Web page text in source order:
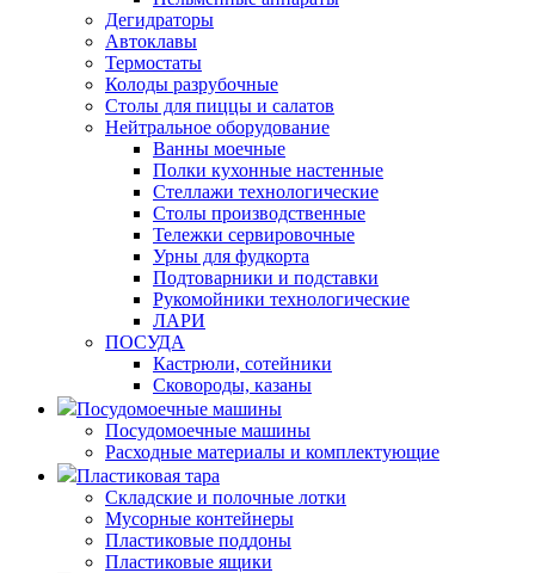
Дегидраторы
Автоклавы
Термостаты
Колоды разрубочные
Столы для пиццы и салатов
Нейтральное оборудование
Ванны моечные
Полки кухонные настенные
Стеллажи технологические
Столы производственные
Тележки сервировочные
Урны для фудкорта
Подтоварники и подставки
Рукомойники технологические
ЛАРИ
ПОСУДА
Кастрюли, сотейники
Сковороды, казаны
Посудомоечные машины
Посудомоечные машины
Расходные материалы и комплектующие
Пластиковая тара
Складские и полочные лотки
Мусорные контейнеры
Пластиковые поддоны
Пластиковые ящики